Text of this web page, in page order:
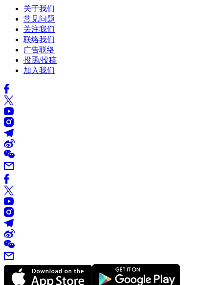
关于我们
常见问题
关注我们
联络我们
广告联络
投函/投稿
加入我们